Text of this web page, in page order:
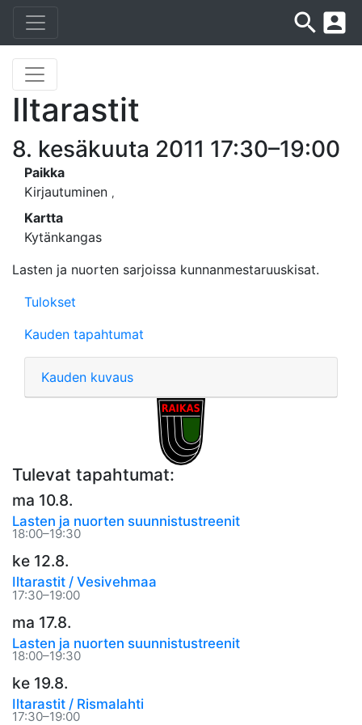
search account_box
Iltarastit
8. kesäkuuta 2011 17:30–19:00
Paikka
Kirjautuminen ,
Kartta
Kytänkangas
Lasten ja nuorten sarjoissa kunnanmestaruuskisat.
Tulokset
Kauden tapahtumat
Kauden kuvaus
Tulevat tapahtumat:
ma 10.8.
Lasten ja nuorten suunnistustreenit
18:00–19:30
ke 12.8.
Iltarastit / Vesivehmaa
17:30–19:00
ma 17.8.
Lasten ja nuorten suunnistustreenit
18:00–19:30
ke 19.8.
Iltarastit / Rismalahti
17:30–19:00